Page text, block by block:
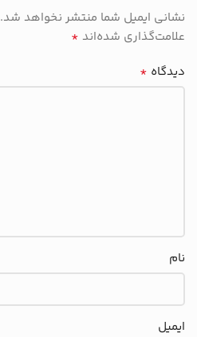
نشانی ایمیل شما منتشر نخواهد شد.
علامت‌گذاری شده‌اند *
دیدگاه *
نام
ایمیل